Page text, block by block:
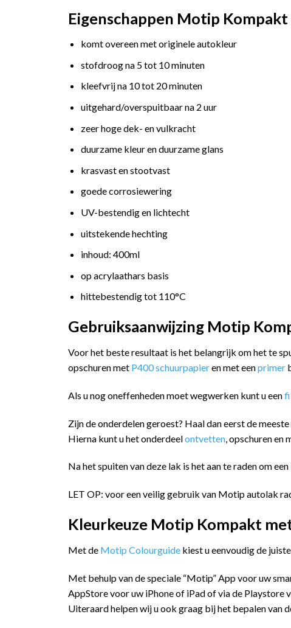
Eigenschappen Motip
komt overeen met originele autokleur
stofdroog na 5 tot 10 minuten
kleefvrij na 10 tot 20 minuten
uitgehard/overspuitbaar na 2 uur
zeer hoge dek- en vulkracht
duurzame kleur en duurzame glans
krasvast en stootvast
goede corrosiewering
UV-bestendig en lichtecht
uitstekende hechting
inhoud: 400ml
op acrylaathars basis
hittebestendig tot 110°C
Gebruiksaanwijzing Motip
Voor het beste resultaat is het belangrijk om het te
opschuren met P400 schuurpapieren met eenprimer
Als u nog oneffenheden moet wegwerken kunt u een
Zijn de onderdelen geroest? Haal dan eerst de
Hierna kunt u het onderdeelontvetten , opschuren
Na het spuiten van deze lak is het aan te raden om een
LET OP: voor een veilig gebruik van Motip autolak
Kleurkeuze Motip Kompakt
Met de Motip Colourguide kiest u eenvoudig de
Met behulp van de speciale “Motip” App voor uw
AppStore voor uw iPhone of iPad of via de
Uiteraard helpen wij u ook graag bij het bepalen van